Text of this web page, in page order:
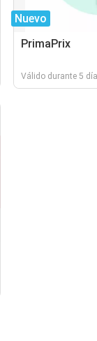
Nuevo
PrimaPrix
Válido durante 5